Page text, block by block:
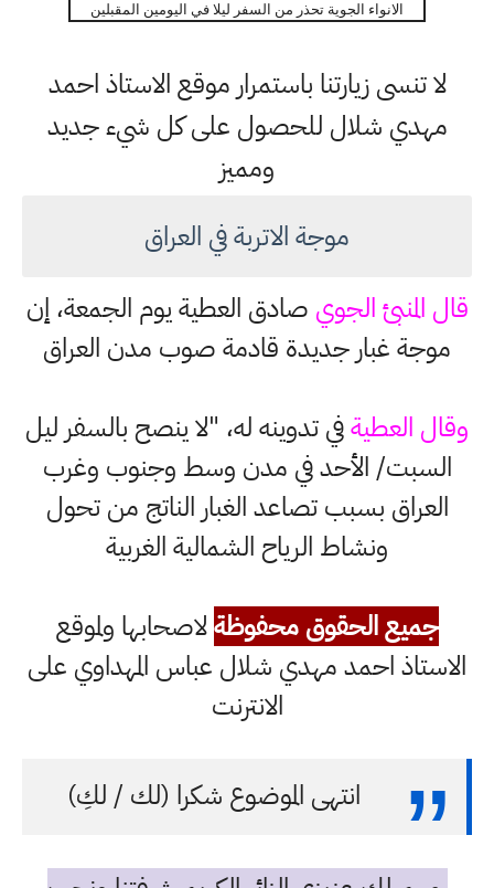
الانواء الجوية تحذر من السفر ليلا في اليومين المقبلين
لا تنسى زيارتنا باستمرار موقع الاستاذ احمد
مهدي شلال للحصول على كل شيء جديد
ومميز
موجة الاتربة في العراق
قال المنبئ الجوي صادق العطية يوم الجمعة، إن
موجة غبار جديدة قادمة صوب مدن العراق
وقال العطيةفي تدوينه له، "لا ينصح بالسفر ليل
السبت/ الأحد في مدن وسط وجنوب وغرب
العراق بسبب تصاعد الغبار الناتج من تحول
ونشاط الرياح الشمالية الغربية
جميع الحقوق محفوظةلاصحابها ولموقع
الاستاذ احمد مهدي شلال عباس المهداوي على
الانترنت
انتهى الموضوع شكرا (لك / لكِ)